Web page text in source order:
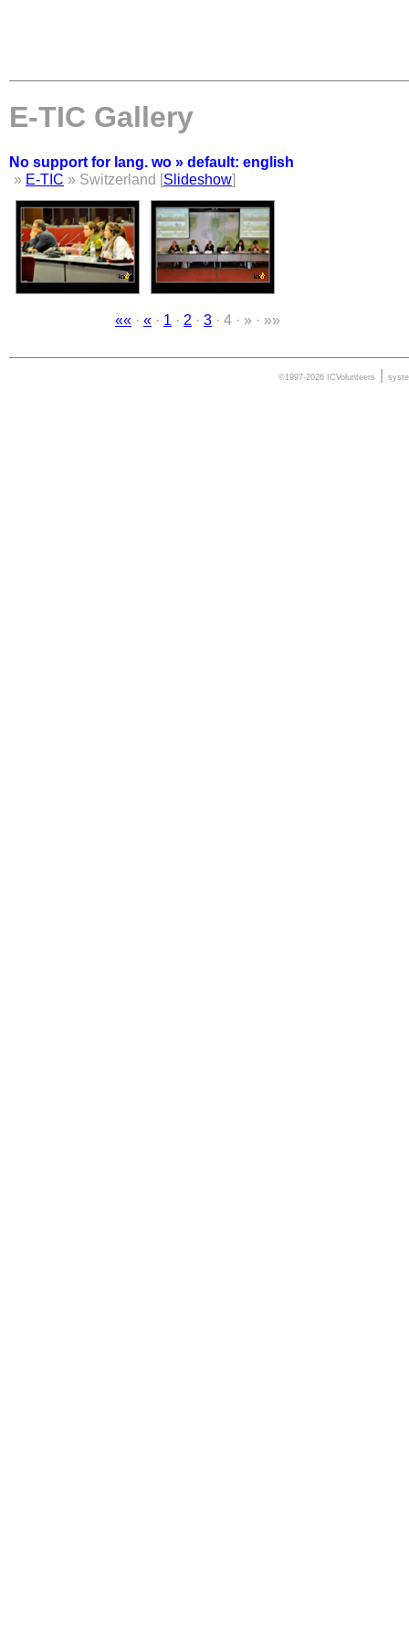
E-TIC Gallery
No support for lang. wo » default: english
» E-TIC » Switzerland [Slideshow]
«« · « · 1 · 2 · 3 · 4 · » · »»
©1997-2026 ICVolunteers